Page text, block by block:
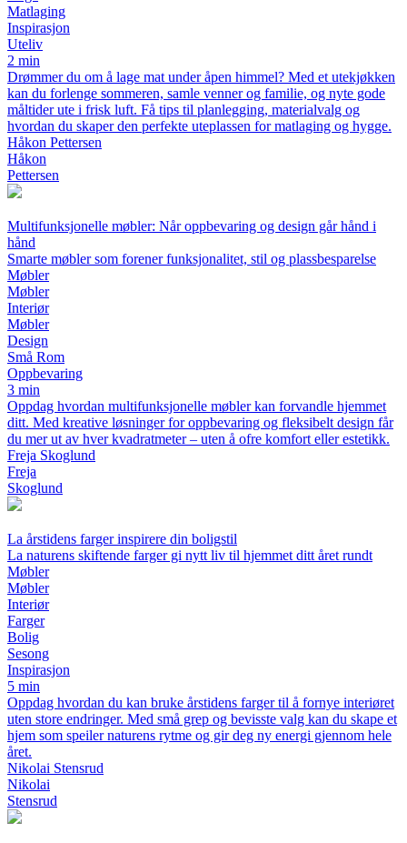
Matlaging
Inspirasjon
Uteliv
2 min
Drømmer du om å lage mat under åpen himmel? Med et utekjøkken
kan du forlenge sommeren, samle venner og familie, og nyte gode
måltider ute i frisk luft. Få tips til planlegging, materialvalg og
hvordan du skaper den perfekte uteplassen for matlaging og hygge.
Håkon Pettersen
Håkon
Pettersen
Multifunksjonelle møbler: Når oppbevaring og design går hånd i
hånd
Smarte møbler som forener funksjonalitet, stil og plassbesparelse
Møbler
Møbler
Interiør
Møbler
Design
Små Rom
Oppbevaring
3 min
Oppdag hvordan multifunksjonelle møbler kan forvandle hjemmet
ditt. Med kreative løsninger for oppbevaring og fleksibelt design får
du mer ut av hver kvadratmeter – uten å ofre komfort eller estetikk.
Freja Skoglund
Freja
Skoglund
La årstidens farger inspirere din boligstil
La naturens skiftende farger gi nytt liv til hjemmet ditt året rundt
Møbler
Møbler
Interiør
Farger
Bolig
Sesong
Inspirasjon
5 min
Oppdag hvordan du kan bruke årstidens farger til å fornye interiøret
uten store endringer. Med små grep og bevisste valg kan du skape et
hjem som speiler naturens rytme og gir deg ny energi gjennom hele
året.
Nikolai Stensrud
Nikolai
Stensrud